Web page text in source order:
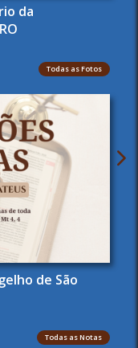
da
Todas as Fotos
de São
Todas as Notas